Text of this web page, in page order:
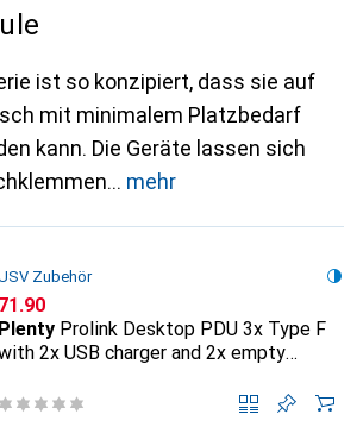
ist so konzipiert, dass sie auf
mit minimalem Platzbedarf
kann. Die Geräte lassen sich
mehr
Zubehör
CHF
71.90
Plenty Prolink Desktop PDU 3x Type F
2x USB charger and 2x empty